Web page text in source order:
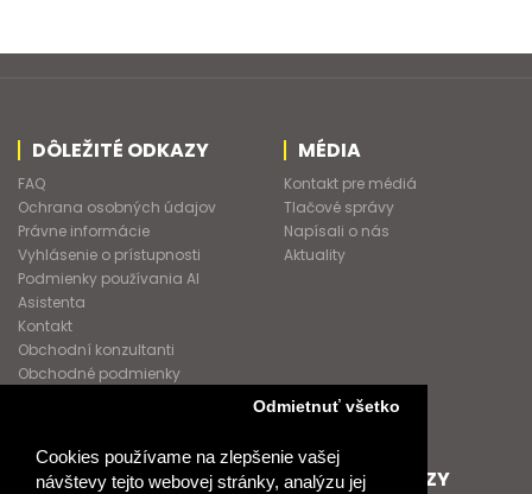
Cookies používame na zlepšenie vašej
návštevy tejto webovej stránky, analýzu jej
Odmietnuť všetko
DÔLEŽITÉ ODKAZY
FAQ
Ochrana osobných údajov
Právne informácie
Vyhlásenie o prístupnosti
Podmienky používania AI
Asistenta
Kontakt
Obchodní konzultanti
Obchodné podmienky
MÉDIA
Kontakt pre médiá
Tlačové správy
Napísali o nás
Aktuality
SPOLUPRACUJEME ĎALŠIE ODKAZY